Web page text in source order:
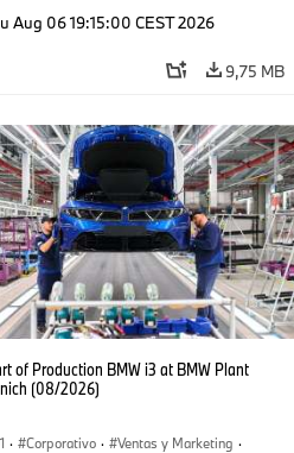
Aug 06 19:15:00 CEST 2026
9,75 MB
of Production BMW i3 at BMW Plant
(08/2026)
· Corporativo · Ventas y Marketing ·